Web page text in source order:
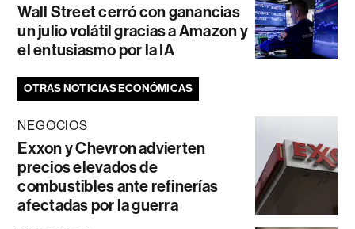
Wall Street cerró con ganancias
un julio volátil gracias a Amazon y
el entusiasmo por la IA
OTRAS NOTICIAS ECONÓMICAS
NEGOCIOS
Exxon y Chevron advierten
precios elevados de
combustibles ante refinerías
afectadas por la guerra